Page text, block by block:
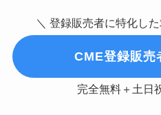
＼ 登録販売者に特化し
CME登録販売
完全無料＋土日